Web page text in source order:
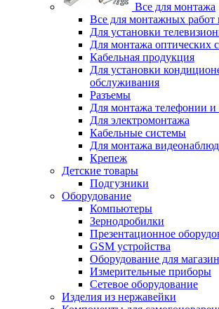
Все для монтажа
Все для монтажных работ
Для установки
Для монтажа оптических
Кабельная продукция
Для установки
обслуживания
Разъемы
Для монтажа телефонии
Для электромонтажа
Кабельные системы
Для монтажа
Крепеж
Детские товары
Подгузники
Оборудование
Компьютеры
Зернодробилки
Презентационное
GSM устройства
Оборудование для
Измерительные приборы
Сетевое оборудование
Изделия из нержавейки